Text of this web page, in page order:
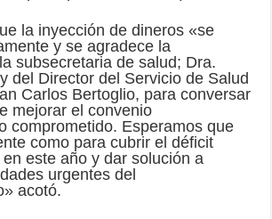
la inyección de dineros «se
y se agradece la
subsecretaria de salud; Dra.
del Director del Servicio de Salud
Carlos Bertoglio, para conversar
mejorar el convenio
comprometido. Esperamos que
como para cubrir el déficit
este año y dar solución a
urgentes del
acotó.